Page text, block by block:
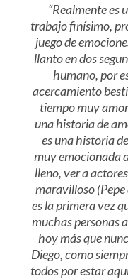
“Realmente es
trabajo finísimo,
juego de
llanto en dos
humano, por
acercamiento
tiempo muy
una historia de
es una historia
muy emocionada
lleno, ver a
maravilloso
es la primera vez
muchas personas
hoy más que
Diego, como
todos por estar